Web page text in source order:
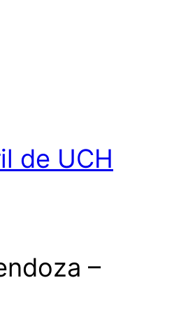
de UCH
–